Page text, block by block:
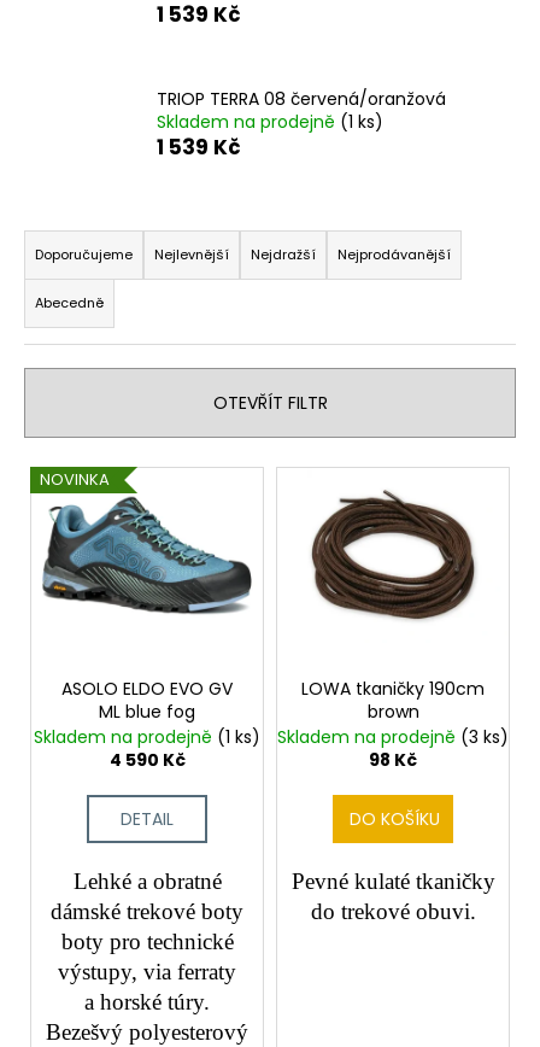
1 539 Kč
TRIOP TERRA 08 červená/oranžová
Skladem na prodejně (1 ks)
1 539 Kč
Ř
a
z
e
n
r
o
Doporučujeme Nejlevnější Nejdražší Nejprodávanější
Abecedně
OTEVŘÍT FILTR
V
ý
d
NOVINKA
ASOLO ELDO EVO GV
ML blue fog
Skladem na prodejně (1 ks)
4 590 Kč
DETAIL
Lehké a obratné
dámské trekové boty
boty pro technické
výstupy, via ferraty
a horské túry.
Bezešvý polyesterový
LOWA tkaničky 190cm
brown
Skladem na prodejně (3 ks)
98 Kč
DO KOŠÍKU
Pevné kulaté tkaničky
do trekové obuvi.
HLEDAT
D
o
p
e